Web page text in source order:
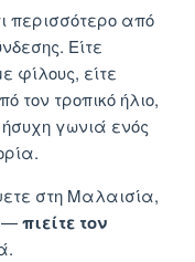
περισσότερο από
Είτε
φίλους, είτε
τον τροπικό ήλιο,
γωνιά ενός
στη Μαλαισία,
—πιείτε τον